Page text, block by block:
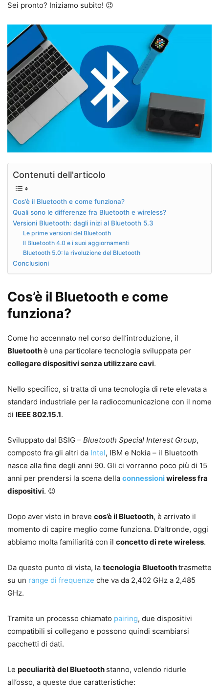
Sei pronto? Iniziamo subito! 😉
Contenuti dell'articolo
Cos’è il Bluetooth e come funziona?
Quali sono le differenze fra Bluetooth e wireless?
Versioni Bluetooth: dagli inizi al Bluetooth 5.3
Le prime versioni del Bluetooth
Il Bluetooth 4.0 e i suoi aggiornamenti
Bluetooth 5.0: la rivoluzione del Bluetooth
Conclusioni
Cos’è il Bluetooth e come
funziona?
Come ho accennato nel corso dell’introduzione, il
Bluetoothè una particolare tecnologia sviluppata per
collegare dispositivi senza utilizzare cavi.
Nello specifico, si tratta di una tecnologia di rete elevata a
standard industriale per la radiocomunicazione con il nome
di IEEE 802.15.1.
Sviluppato dal BSIG – Bluetooth Special Interest Group,
composto fra gli altri da Intel, IBM e Nokia – il Bluetooth
nasce alla fine degli anni 90. Gli ci vorranno poco più di 15
anni per prendersi la scena della connessioniwireless fra
dispositivi. 😉
Dopo aver visto in breve cos’è il Bluetooth, è arrivato il
momento di capire meglio come funziona. D’altronde, oggi
abbiamo molta familiarità con il concetto di rete wireless.
Da questo punto di vista, la tecnologia Bluetoothtrasmette
su un range di frequenze che va da 2,402 GHz a 2,485
GHz.
Tramite un processo chiamato pairing, due dispositivi
compatibili si collegano e possono quindi scambiarsi
pacchetti di dati.
Le peculiarità del Bluetooth stanno, volendo ridurle
all’osso, a queste due caratteristiche: